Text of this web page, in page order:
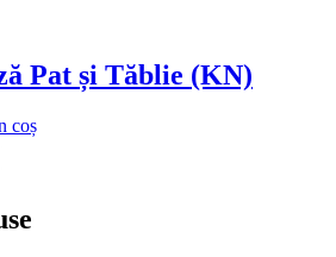
Pat și Tăblie (KN)
coș